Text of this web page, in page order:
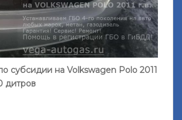
субсидии на Volkswagen Polo 2011
дитров